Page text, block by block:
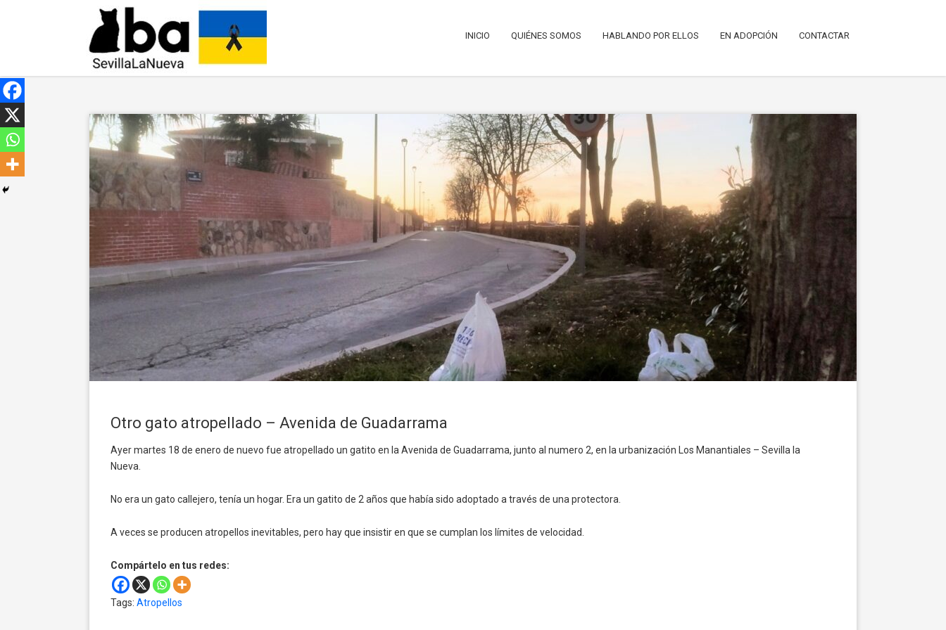
INICIO QUIÉNES SOMOS HABLANDO POR ELLOS EN ADOPCIÓN CONTACTAR
Otro gato atropellado – Avenida de Guadarrama
Ayer martes 18 de enero de nuevo fue atropellado un gatito en la Avenida de Guadarrama, junto al numero 2, en la urbanización Los Manantiales – Sevilla la
Nueva.
No era un gato callejero, tenía un hogar. Era un gatito de 2 años que había sido adoptado a través de una protectora.
A veces se producen atropellos inevitables, pero hay que insistir en que se cumplan los límites de velocidad.
Compártelo en tus redes:
Tags: Atropellos